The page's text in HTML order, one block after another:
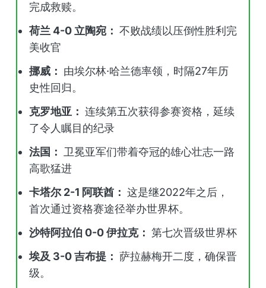
完成救赎。
荷兰 4-0 立陶宛： 不败战绩以压倒性胜利完
美收官
挪威： 由埃尔林·哈兰德率领，时隔27年历
史性回归。
克罗地亚： 连续第五次获得参赛资格，延续
了令人瞩目的纪录
法国： 卫冕亚军们带着夺冠的雄心壮志一路
高歌猛进
卡塔尔 2-1 阿联酋： 这是继2022年之后，
首次通过资格赛途径举办世界杯。
沙特阿拉伯 0-0 伊拉克： 第七次晋级世界杯
埃及 3-0 吉布提： 萨拉赫梅开二度，确保晋
级。